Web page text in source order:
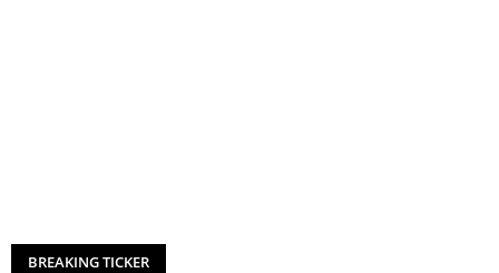
BREAKING TICKER